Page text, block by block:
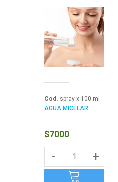
Cod. spray x 100 ml
AGUA MICELAR
$7000
- +